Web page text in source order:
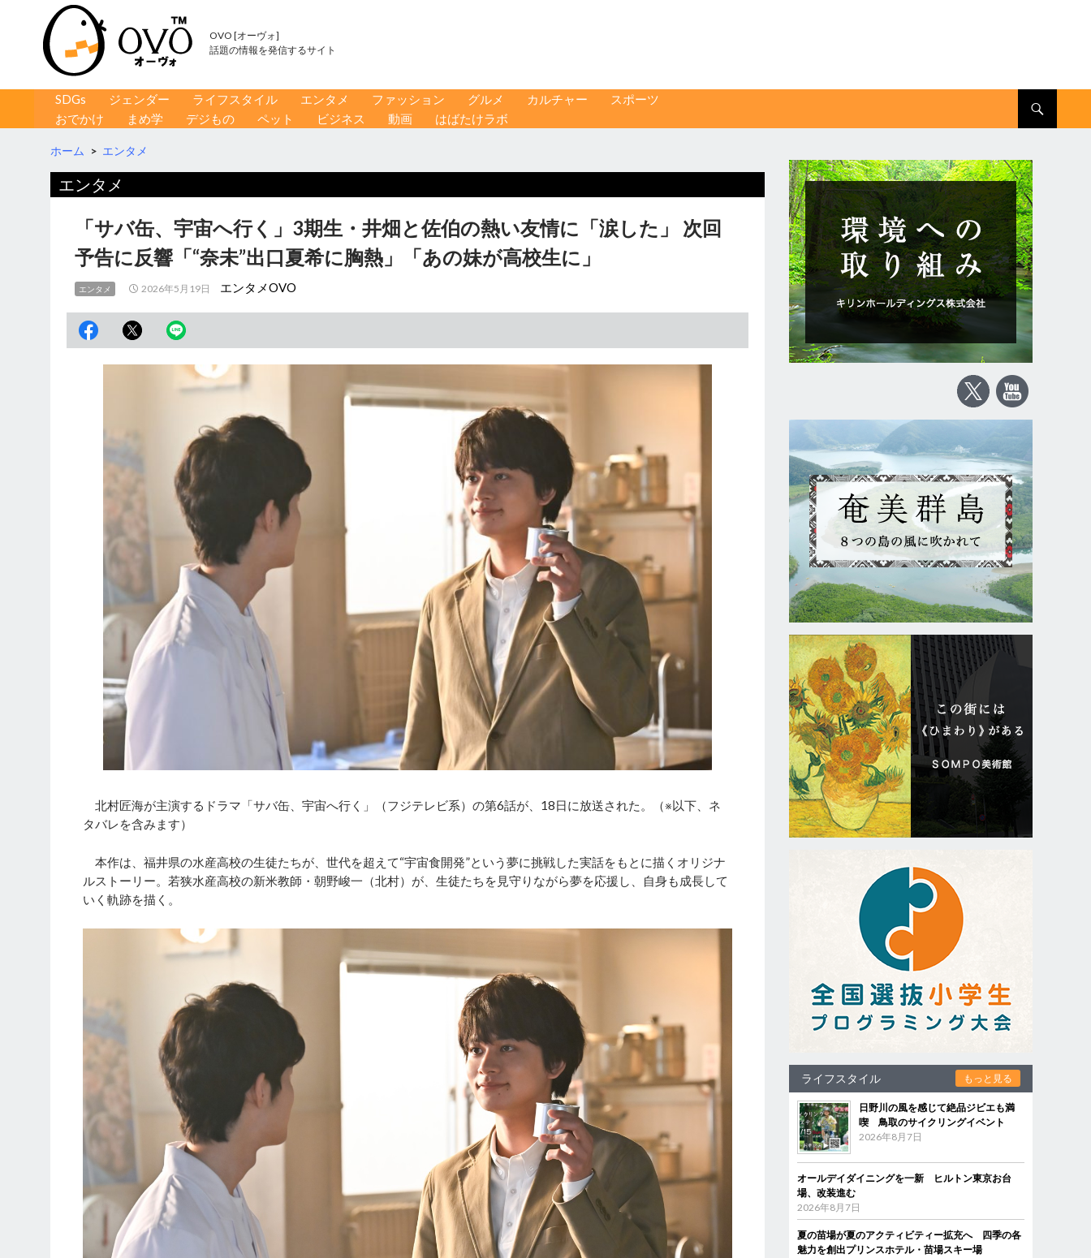
OVO [オーヴォ]
話題の情報を発信するサイト
コンテンツへ移動
SDGs ジェンダー ライフスタイル エンタメ ファッション グルメ カルチャー
スポーツ
おでかけ
まめ学 デジもの ペット ビジネス 動画 はばたけラボ
ホーム > エンタメ
エンタメ
「サバ缶、宇宙へ行く」3期生・井畑と佐伯の熱い友情に「涙した」 次回
予告に反響「“奈未”出口夏希に胸熱」「あの妹が高校生に」
エンタメ 2026年5月19日 エンタメOVO
北村匠海が主演するドラマ「サバ缶、宇宙へ行く」（フジテレビ系）の第6話が、18日に放送された。（※以下、ネ
タバレを含みます）
本作は、福井県の水産高校の生徒たちが、世代を超えて“宇宙食開発”という夢に挑戦した実話をもとに描くオリジナ
ルストーリー。若狭水産高校の新米教師・朝野峻一（北村）が、生徒たちを見守りながら夢を応援し、自身も成長して
いく軌跡を描く。
ライフスタイル もっと見る
日野川の風を感じて絶品ジビエも満
喫 鳥取のサイクリングイベント
2026年8月7日
オールデイダイニングを一新 ヒルトン東京お台
場、改装進む
2026年8月7日
夏の苗場が夏のアクティビティー拡充へ 四季の各
魅力を創出プリンスホテル・苗場スキー場